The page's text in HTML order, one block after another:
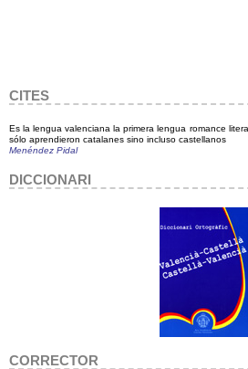
CITES
Es la lengua valenciana la primera lengua romance
sólo aprendieron catalanes sino incluso castellanos
Menéndez Pidal
DICCIONARI
CORRECTOR